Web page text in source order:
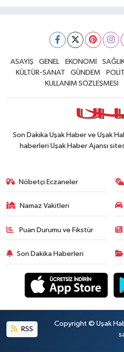
ASAYİŞ GENEL EKONOMİ
KÜLTÜR-SANAT
GÜNDEM
KULLANIM SÖZLEŞMESİ
Son Dakika Uşak Haber ve Uşak
haberleri Uşak Haber Ajansı
Nöbetçi Eczaneler
Namaz Vakitleri
Puan Durumu ve Fikstür
Son Dakika Haberleri
RSS
Copyright © Uşak